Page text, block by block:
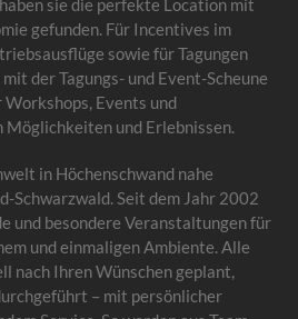
sie die perfekte Location mit
gefunden. Für Incentives im
sowie für Tagungen
der Tagungs- und Event-Scheune
Events und
und Erlebnissen.
in Höchenschwand nahe
Schwarzwald. Seit dem Jahr 2002
und besondere Veranstaltungen für
und einmaligen Ambiente. Alle
nach Ihren Wünschen geplant,
– mit persönlicher